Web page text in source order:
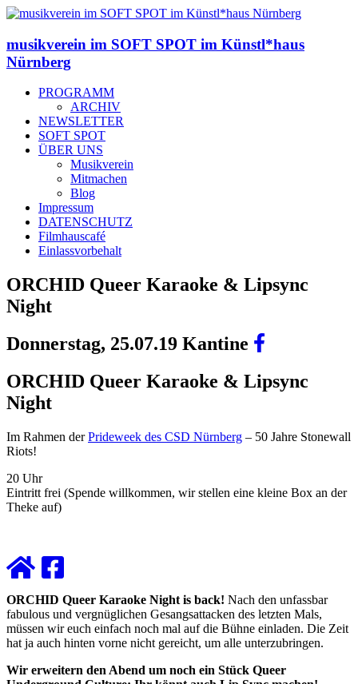
musikverein im SOFT SPOT im Künstl*haus
Nürnberg
PROGRAMM
ARCHIV
NEWSLETTER
SOFT SPOT
ÜBER UNS
Musikverein
Mitmachen
Blog
Impressum
DATENSCHUTZ
Filmhauscafé
Einlassvorbehalt
ORCHID Queer Karaoke & Lipsync
Night
Donnerstag, 25.07.19 Kantine
ORCHID Queer Karaoke & Lipsync
Night
Im Rahmen derPrideweek des CSD Nürnberg – 50 Jahre Stonewall
Riots!
20 Uhr
Eintritt frei (Spende willkommen, wir stellen eine kleine Box an der
Theke auf)
ORCHID Queer Karaoke Night is back! Nach den unfassbar
fabulous und vergnüglichen Gesangsattacken des letzten Mals,
müssen wir euch einfach noch mal auf die Bühne einladen. Die Zeit
hat ja auch hinten vorne nicht gereicht, um alle unterzubringen.
Wir erweitern den Abend um noch ein Stück Queer